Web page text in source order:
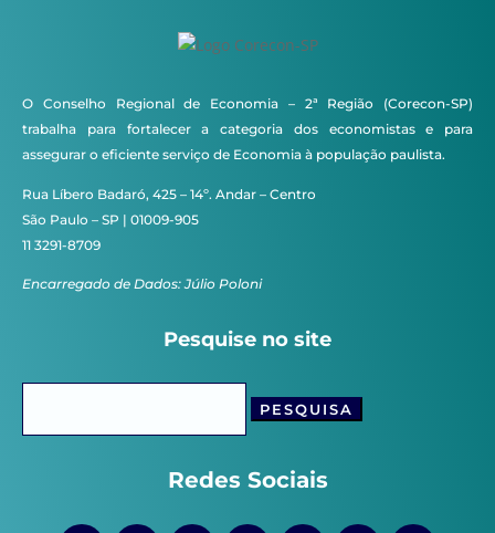
O Conselho Regional de Economia – 2ª Região (Corecon-SP)
trabalha para fortalecer a categoria dos economistas e para
assegurar o eficiente serviço de Economia à população paulista.
Rua Líbero Badaró, 425 – 14º. Andar – Centro
São Paulo – SP | 01009-905
11 3291-8709
Encarregado de Dados: Júlio Poloni
Pesquise no site
Redes Sociais